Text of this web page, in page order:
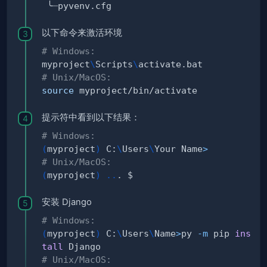
以下命令来激活环境
# Windows:
myproject\Scripts\
# Unix/MacOS:
source
提示符中看到以下结果：
# Windows:
(myproject) C: \Users\Your Name>
# Unix/MacOS:
(myproject) ..
安装 Django
# Windows:
(myproject) C: \Users\Name>py -m pip ins
tall
# Unix/MacOS: